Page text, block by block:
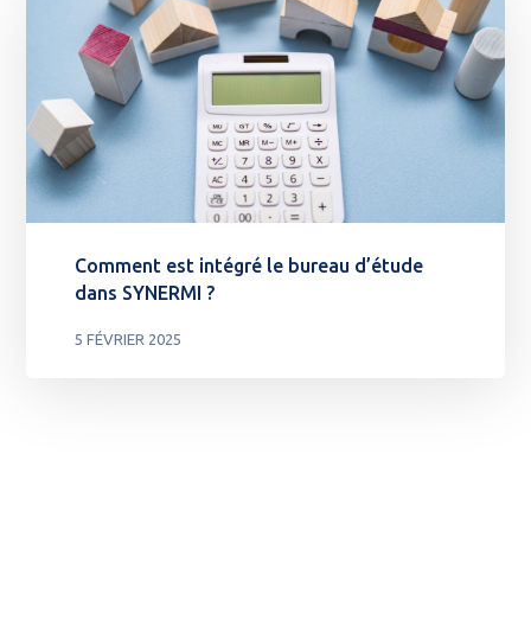
Comment est intégré le bureau d’étude
dans SYNERMI ?
5 FÉVRIER 2025